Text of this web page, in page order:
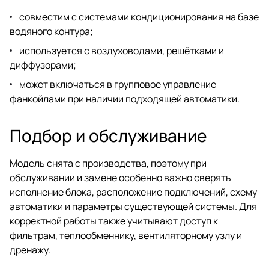
совместим с системами кондиционирования на базе
водяного контура;
используется с воздуховодами, решётками и
диффузорами;
может включаться в групповое управление
фанкойлами при наличии подходящей автоматики.
Подбор и обслуживание
Модель снята с производства, поэтому при
обслуживании и замене особенно важно сверять
исполнение блока, расположение подключений, схему
автоматики и параметры существующей системы. Для
корректной работы также учитывают доступ к
фильтрам, теплообменнику, вентиляторному узлу и
дренажу.